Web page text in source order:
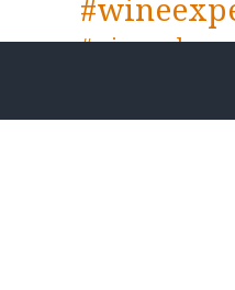
#winegeology